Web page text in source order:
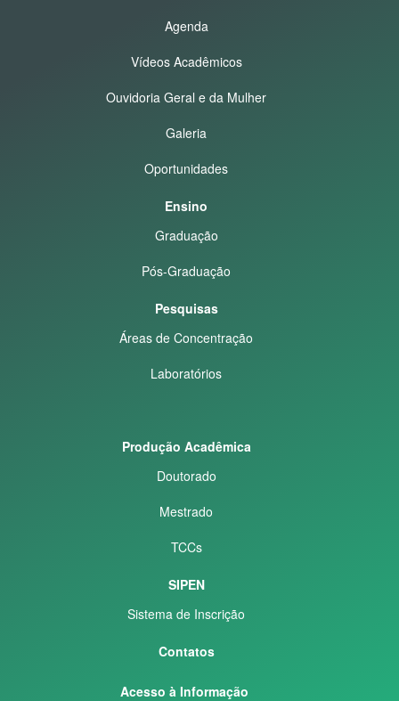
Agenda
Vídeos Acadêmicos
Ouvidoria Geral e da Mulher
Galeria
Oportunidades
Ensino
Graduação
Pós-Graduação
Pesquisas
Áreas de Concentração
Laboratórios
Produção Acadêmica
Doutorado
Mestrado
TCCs
SIPEN
Sistema de Inscrição
Contatos
Acesso à Informação